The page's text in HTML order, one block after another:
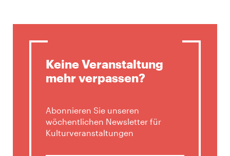
Keine Veranstaltung
mehr verpassen?
Abonnieren Sie unseren
wöchentlichen Newsletter für
Kulturveranstaltungen